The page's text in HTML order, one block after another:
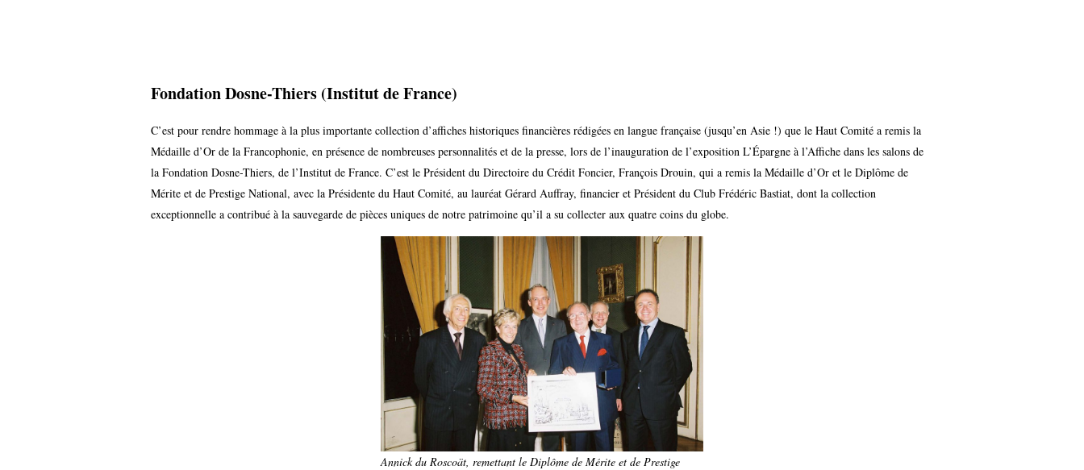
Fondation Dosne-Thiers (Institut de France)
C’est pour rendre hommage à la plus importante collection d’affiches historiques financières rédigées en langue française (jusqu’en Asie !) que le Haut Comité a remis la
Médaille d’Or de la Francophonie, en présence de nombreuses personnalités et de la presse, lors de l’inauguration de l’exposition L’Épargne à l’Affiche dans les salons de
la Fondation Dosne-Thiers, de l’Institut de France. C’est le Président du Directoire du Crédit Foncier, François Drouin, qui a remis la Médaille d’Or et le Diplôme de
Mérite et de Prestige National, avec la Présidente du Haut Comité, au lauréat Gérard Auffray, financier et Président du Club Frédéric Bastiat, dont la collection
exceptionnelle a contribué à la sauvegarde de pièces uniques de notre patrimoine qu’il a su collecter aux quatre coins du globe.
Annick du Roscoät, remettant le Diplôme de Mérite et de Prestige